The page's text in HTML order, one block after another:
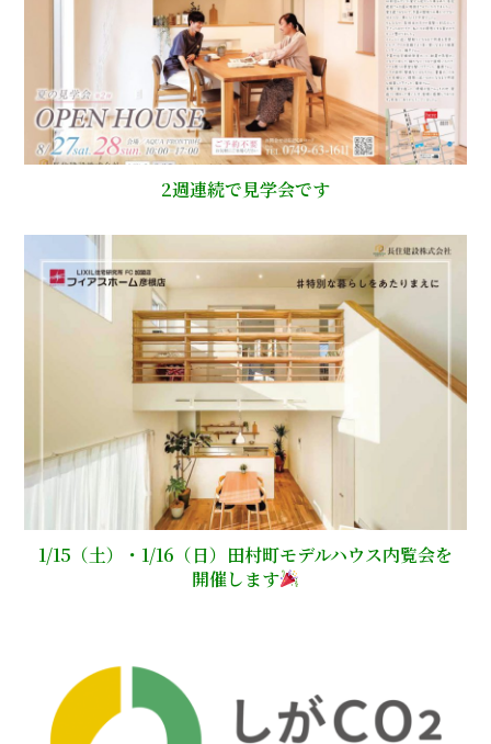
2週連続で見学会です
1/15（土）・1/16（日）田村町モデルハウス内覧会を
開催します